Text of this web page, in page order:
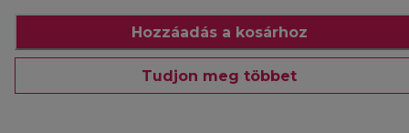
Hozzáadás a kosárhoz
Tudjon meg többet